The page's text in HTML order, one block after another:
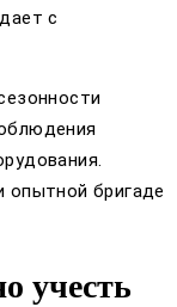
с
опытной бригаде
учесть